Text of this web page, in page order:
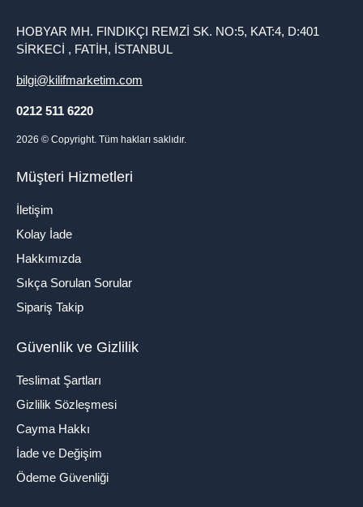
HOBYAR MH. FINDIKÇI REMZİ SK. NO:5, KAT:4, D:401
SİRKECİ , FATİH, İSTANBUL
bilgi@kilifmarketim.com
0212 511 6220
2026 © Copyright. Tüm hakları saklıdır.
Müşteri Hizmetleri
İletişim
Kolay İade
Hakkımızda
Sıkça Sorulan Sorular
Sipariş Takip
Güvenlik ve Gizlilik
Teslimat Şartları
Gizlilik Sözleşmesi
Cayma Hakkı
İade ve Değişim
Ödeme Güvenliği